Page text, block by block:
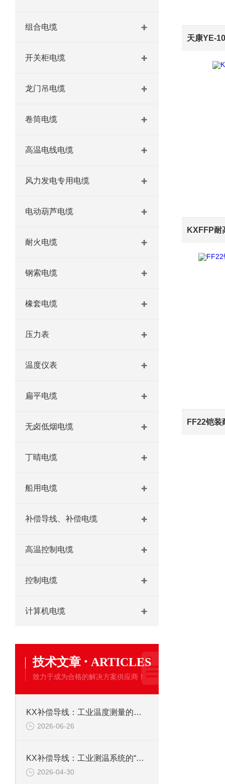
组合电缆
开关柜电缆
龙门吊电缆
卷筒电缆
高温电线电缆
风力发电专用电缆
电动葫芦电缆
耐火电缆
钢索电缆
橡套电缆
压力表
温度仪表
扁平电缆
无卤低烟电缆
丁晴电缆
船用电缆
补偿导线、补偿电缆
高温控制电缆
控制电缆
计算机电缆
技术文章 · ARTICLES
致力于成为合格的解决方案供应商！
KX补偿导线：工业温度测量的可靠桥梁
2026-06-26
KX补偿导线：工业测温系统的“信号桥梁”
2026-04-30
天康YE-